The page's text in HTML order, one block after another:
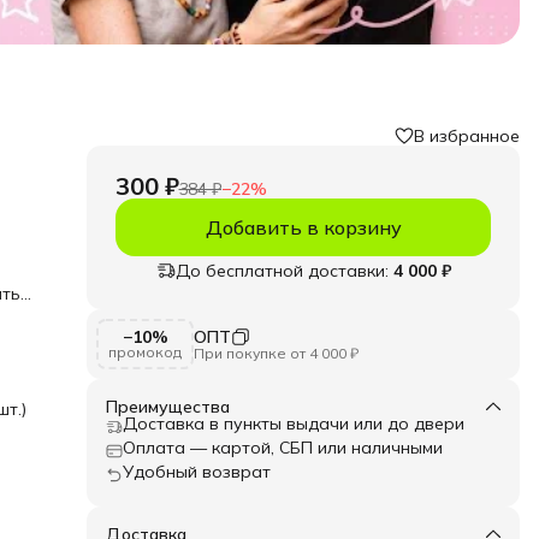
В избранное
300 ₽384 ₽−22%
Добавить в корзину
До бесплатной доставки: 4 000 ₽
−10%
промокод
ОПТ
При покупке от 4 000 ₽
Преимущества
Доставка в пункты выдачи или до двери
Оплата — картой, СБП или наличными
Удобный возврат
Доставка